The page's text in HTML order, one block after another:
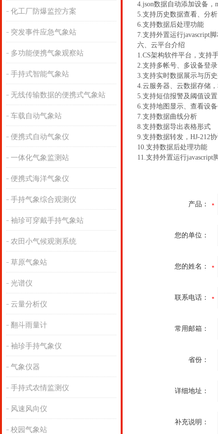
化工厂防爆监控方案
突发事件应急气象站
多功能便携气象观察站
手持式智能气象站
无线传输数据的便携式气象站
车载自动气象站
便携式自动气象仪
一体化气象监测站
便携式海洋气象仪
手持气象综合观测仪
袖珍可穿戴手持气象站
农田小气候观测系统
草原气象站
光谱仪
云量分析仪
翻斗雨量计
袖珍手持气象仪
气象仪器
手持式农情监测仪
风速风向仪
校园气象站
4.json数据自动添加设备，
5.支持历史数据查看、分
6.支持数据后处理功能
7.支持外置运行javascript脚
六、云平台介绍
1.CS架构软件平台，支持
2.支持多帐号、多设备登录
3.支持实时数据展示与历
4.云服务器、云数据存储
5.支持短信报警及阈值设置
6.支持地图显示、查看设
7.支持数据曲线分析
8.支持数据导出表格形式
9.支持数据转发，HJ-212
10.支持数据后处理功能
11.支持外置运行javascript
产品：
您的单位：
您的姓名：
联系电话：
常用邮箱：
省份：
详细地址：
补充说明：